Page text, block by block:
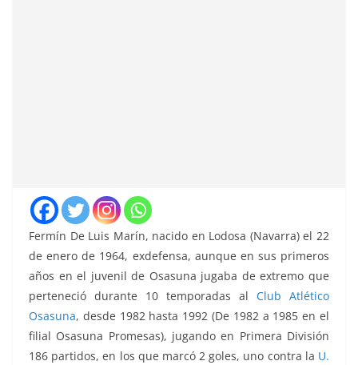
Fermín De Luis Marín, nacido en Lodosa (Navarra) el 22
de enero de 1964, exdefensa, aunque en sus primeros
años en el juvenil de Osasuna jugaba de extremo que
perteneció durante 10 temporadas al Club Atlético
Osasuna, desde 1982 hasta 1992 (De 1982 a 1985 en el
filial Osasuna Promesas), jugando en Primera División
186 partidos, en los que marcó 2 goles, uno contra la U.